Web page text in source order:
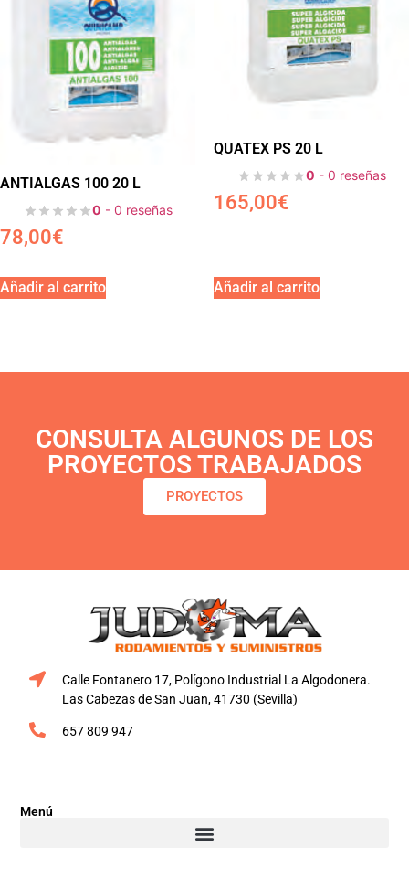
ANTIALGAS 100 20 L
0 - 0 reseñas
78,00€
Añadir al carrito
QUATEX PS 20 L
0 - 0 reseñas
165,00€
Añadir al carrito
CONSULTA ALGUNOS DE LOS
PROYECTOS TRABAJADOS
PROYECTOS
Calle Fontanero 17, Polígono Industrial La Algodonera.
Las Cabezas de San Juan, 41730 (Sevilla)
657 809 947
Menú